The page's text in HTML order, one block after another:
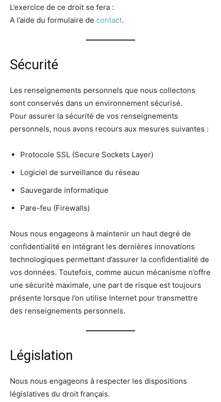
L’exercice de ce droit se fera :
A l’aide du formulaire de contact.
Sécurité
Les renseignements personnels que nous collectons
sont conservés dans un environnement sécurisé.
Pour assurer la sécurité de vos renseignements
personnels, nous avons recours aux mesures suivantes :
Protocole SSL (Secure Sockets Layer)
Logiciel de surveillance du réseau
Sauvegarde informatique
Pare-feu (Firewalls)
Nous nous engageons à maintenir un haut degré de
confidentialité en intégrant les dernières innovations
technologiques permettant d’assurer la confidentialité de
vos données. Toutefois, comme aucun mécanisme n’offre
une sécurité maximale, une part de risque est toujours
présente lorsque l’on utilise Internet pour transmettre
des renseignements personnels.
Législation
Nous nous engageons à respecter les dispositions
législatives du droit français.